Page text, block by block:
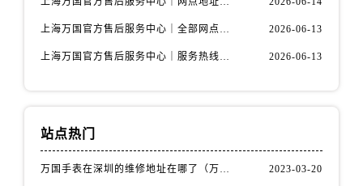
上海万国官方售后服务中心｜全部网点地址电话权威信息公示（2026年6月最新） 2026-06-13
上海万国官方售后服务中心｜服务热线及办公地址权威信息公示（2026年6月最新） 2026-06-13
站点热门
万国手表在深圳的维修地址在哪了（万国手表如何更换表带） 2023-03-20